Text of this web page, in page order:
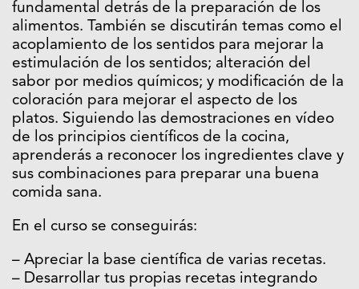
fundamental detrás de la preparación de los
alimentos. También se discutirán temas como el
acoplamiento de los sentidos para mejorar la
estimulación de los sentidos; alteración del
sabor por medios químicos; y modificación de la
coloración para mejorar el aspecto de los
platos. Siguiendo las demostraciones en vídeo
de los principios científicos de la cocina,
aprenderás a reconocer los ingredientes clave y
sus combinaciones para preparar una buena
comida sana.
En el curso se conseguirás:
– Apreciar la base científica de varias recetas.
– Desarrollar tus propias recetas integrando